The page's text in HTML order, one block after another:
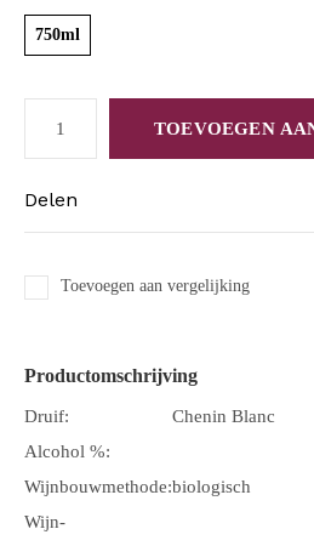
750ml
TOEVOEGEN
Delen
Toevoegen aan vergelijking
Productomschrijving
Druif:
Chenin Blanc
Alcohol %:
Wijnbouwmethode:biologisch
Wijn-